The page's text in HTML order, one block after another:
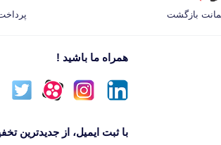
همراه ما باشید !
با ثبت ایمیل، از جدید‌ترین